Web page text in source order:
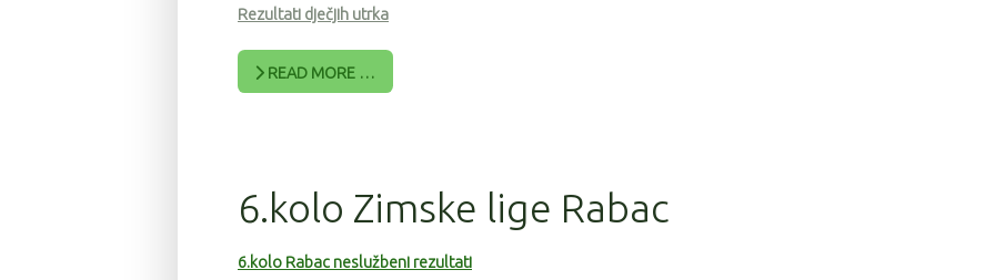
Rezultati dječjih utrka
READ MORE …
6.kolo Zimske lige Rabac
6.kolo Rabac neslužbeni rezultati